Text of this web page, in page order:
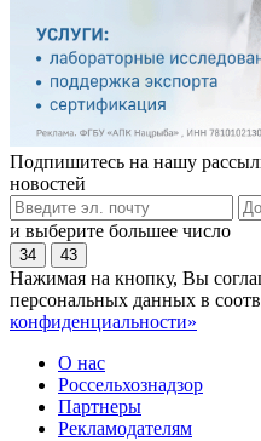
Подпишитесь на нашу
новостей
и выберите большее число
34 43
Нажимая на кнопку, Вы
персональных данных в
конфиденциальности»
О нас
Россельхознадзор
Партнеры
Рекламодателям